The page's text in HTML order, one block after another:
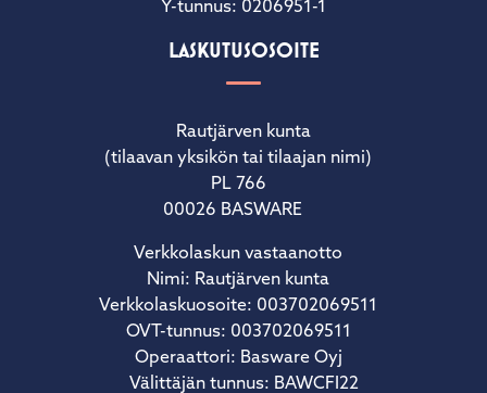
Y-tunnus: 0206951-1
LASKUTUSOSOITE
Rautjärven kunta
(tilaavan yksikön tai tilaajan nimi)
PL 766
00026 BASWARE
Verkkolaskun vastaanotto
Nimi: Rautjärven kunta
Verkkolaskuosoite: 003702069511
OVT-tunnus: 003702069511
Operaattori: Basware Oyj
Välittäjän tunnus: BAWCFI22